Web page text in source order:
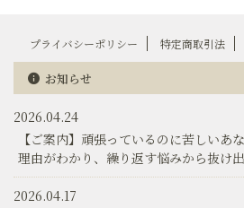
プライバシーポリシー 特定商取引法
お知らせ
2026.04.24
【ご案内】頑張っているのに苦しい
理由がわかり、繰り返す悩みから抜け
2026.04.17